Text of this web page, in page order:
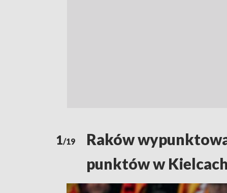
1/19
Raków
punktów w Kielcach